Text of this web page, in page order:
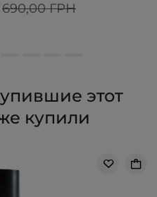
690,00 ГРН
этот
купили